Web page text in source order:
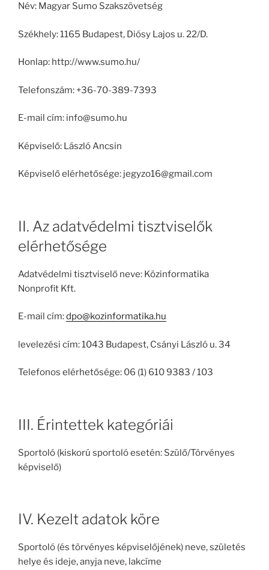
Név: Magyar Sumo Szakszövetség
Székhely: 1165 Budapest, Diósy Lajos u. 22/D.
Honlap: http://www.sumo.hu/
Telefonszám: +36-70-389-7393
E-mail cím: info@sumo.hu
Képviselő: László Ancsin
Képviselő elérhetősége: jegyzo16@gmail.com
II. Az adatvédelmi tisztviselők
elérhetősége
Adatvédelmi tisztviselő neve: Közinformatika
Nonprofit Kft.
E-mail cím:dpo@kozinformatika.hu
levelezési cím: 1043 Budapest, Csányi László u. 34
Telefonos elérhetősége: 06 (1) 610 9383 / 103
III. Érintettek kategóriái
Sportoló (kiskorú sportoló esetén: Szülő/Törvényes
képviselő)
IV. Kezelt adatok köre
Sportoló (és törvényes képviselőjének) neve, születés
helye és ideje, anyja neve, lakcíme